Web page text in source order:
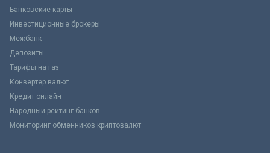
Банковские карты
Инвестиционные брокеры
Межбанк
Депозиты
Тарифы на газ
Конвертер валют
Кредит онлайн
Народный рейтинг банков
Мониторинг обменников криптовалют